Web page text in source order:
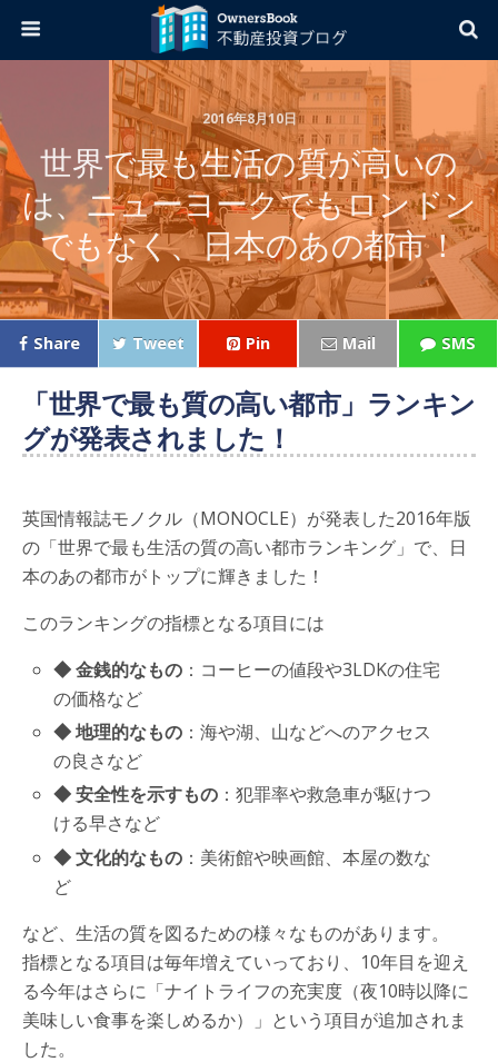
2016年8月10日
世界で最も生活の質が高いの
は、ニューヨークでもロンドン
でもなく、日本のあの都市！
Share Tweet Pin Mail SMS
「世界で最も質の高い都市」ランキン
グが発表されました！
英国情報誌モノクル（MONOCLE）が発表した2016年版
の「世界で最も生活の質の高い都市ランキング」で、日
本のあの都市がトップに輝きました！
このランキングの指標となる項目には
◆ 金銭的なもの ：コーヒーの値段や3LDKの住宅
の価格など
◆ 地理的なもの ：海や湖、山などへのアクセス
の良さなど
◆ 安全性を示すもの ：犯罪率や救急車が駆けつ
ける早さなど
◆ 文化的なもの ：美術館や映画館、本屋の数な
ど
など、生活の質を図るための様々なものがあります。
指標となる項目は毎年増えていっており、10年目を迎え
る今年はさらに「ナイトライフの充実度（夜10時以降に
美味しい食事を楽しめるか）」という項目が追加されま
した。